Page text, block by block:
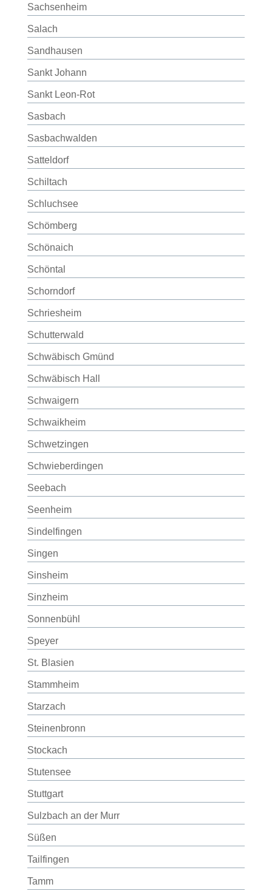
Sachsenheim
Salach
Sandhausen
Sankt Johann
Sankt Leon-Rot
Sasbach
Sasbachwalden
Satteldorf
Schiltach
Schluchsee
Schömberg
Schönaich
Schöntal
Schorndorf
Schriesheim
Schutterwald
Schwäbisch Gmünd
Schwäbisch Hall
Schwaigern
Schwaikheim
Schwetzingen
Schwieberdingen
Seebach
Seenheim
Sindelfingen
Singen
Sinsheim
Sinzheim
Sonnenbühl
Speyer
St. Blasien
Stammheim
Starzach
Steinenbronn
Stockach
Stutensee
Stuttgart
Sulzbach an der Murr
Süßen
Tailfingen
Tamm